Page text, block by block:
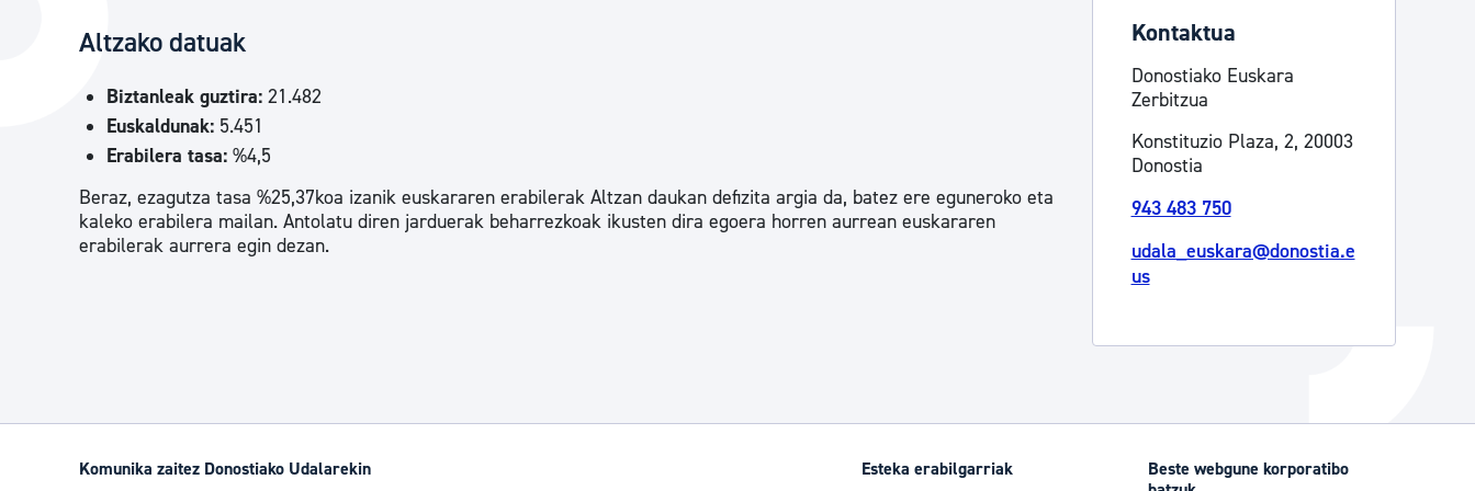
Hiria ezagutu
Etorkizuneko hiria
Izapideen katalogoa
Altzako datuak
Biztanleak guztira: 21.482
Euskaldunak: 5.451
Erabilera tasa: %4,5
Beraz, ezagutza tasa %25,37koa izanik euskararen erabilerak Altzan daukan defizita argia da, batez ere eguneroko eta
kaleko erabilera mailan. Antolatu diren jarduerak beharrezkoak ikusten dira egoera horren aurrean euskararen
erabilerak aurrera egin dezan.
Kontaktua
Donostiako Euskara
Zerbitzua
Konstituzio Plaza, 2, 20003
Donostia
943 483 750
udala_euskara@donostia.e
us
Komunika zaitez Donostiako Udalarekin Esteka erabilgarriak
Beste webgune korporatibo